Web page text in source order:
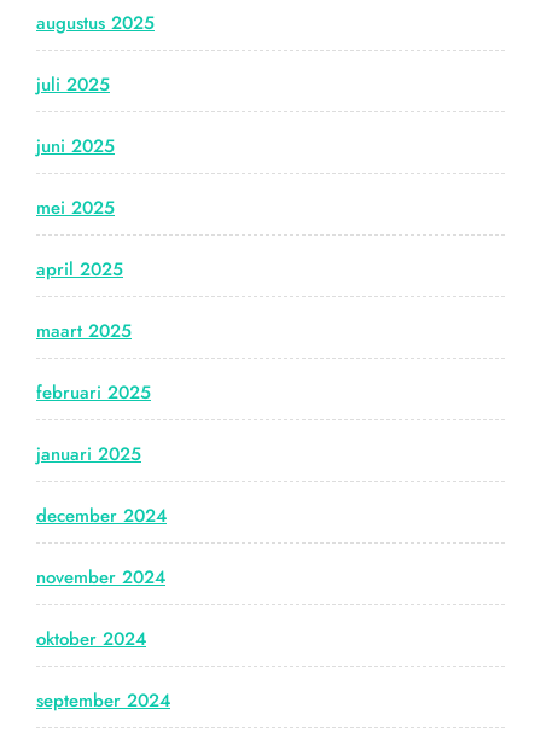
augustus 2025
juli 2025
juni 2025
mei 2025
april 2025
maart 2025
februari 2025
januari 2025
december 2024
november 2024
oktober 2024
september 2024